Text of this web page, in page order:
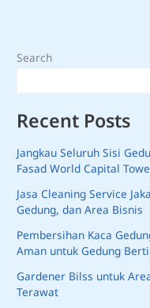
Search
Recent Posts
Jangkau Seluruh Sisi
Fasad World Capital
Jasa Cleaning Service
Gedung, dan Area Bisnis
Pembersihan Kaca
Aman untuk Gedung
Gardener Bilss untuk
Terawat